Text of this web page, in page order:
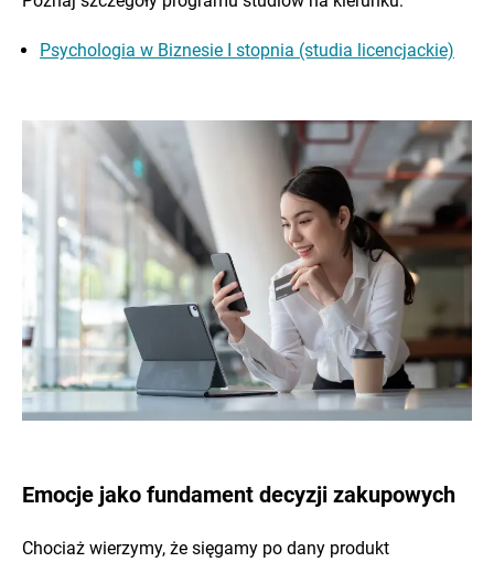
Psychologia w Biznesie I stopnia (studia licencjackie)
Emocje jako fundament decyzji zakupowych
Chociaż wierzymy, że sięgamy po dany produkt